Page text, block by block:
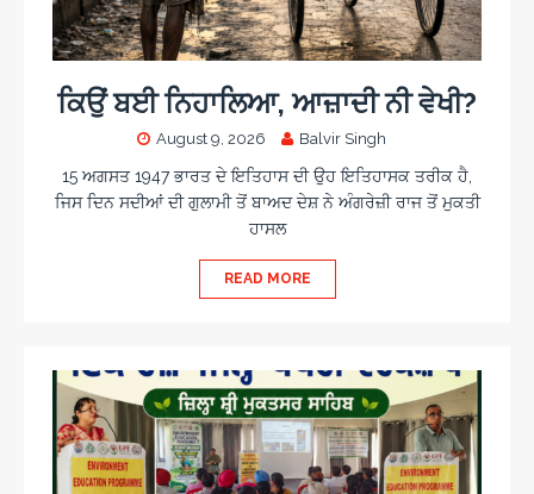
ਕਿਉਂ ਬਈ ਨਿਹਾਲਿਆ, ਆਜ਼ਾਦੀ ਨੀ ਵੇਖੀ?
August 9, 2026 Balvir Singh
15 ਅਗਸਤ 1947 ਭਾਰਤ ਦੇ ਇਤਿਹਾਸ ਦੀ ਉਹ ਇਤਿਹਾਸਕ ਤਰੀਕ ਹੈ,
ਜਿਸ ਦਿਨ ਸਦੀਆਂ ਦੀ ਗੁਲਾਮੀ ਤੋਂ ਬਾਅਦ ਦੇਸ਼ ਨੇ ਅੰਗਰੇਜ਼ੀ ਰਾਜ ਤੋਂ ਮੁਕਤੀ
ਹਾਸਲ
READ MORE